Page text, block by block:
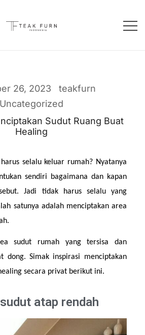
26, 2023
teakfurn
Uncategorized
Sudut Ruang Buat
Healing
selalu keluar rumah? Nyatanya
sendiri bagaimana dan kapan
Jadi tidak harus selalu yang
satunya adalah menciptakan area
sudut rumah yang tersisa dan
dong. Simak inspirasi menciptakan
secara privat berikut ini.
atap rendah